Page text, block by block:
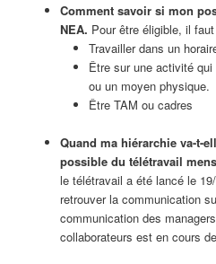
Comment savoir si mon
NEA. Pour être éligible, il
Travailler dans un
Être sur une activité
ou un moyen physique.
Être TAM ou cadres
Quand ma hiérarchie va-t-
possible du télétravail
le télétravail a été lancé le
retrouver la communication
communication des
collaborateurs est en cours